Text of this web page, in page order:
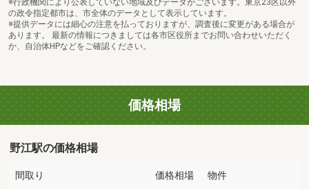
※行政機関により公表していない地域及びデータがございます。東京23区以外
の政令指定都市は、市全体のデータとして表示しています。
※提供データには細心の注意を払っておりますが、調査後に変更がある場合が
あります。 最新の情報につきましては各市区役所までお問い合わせいただく
か、自治体HPなどをご確認ください。
価格相場
野江駅の価格相場
間取り 価格相場 物件